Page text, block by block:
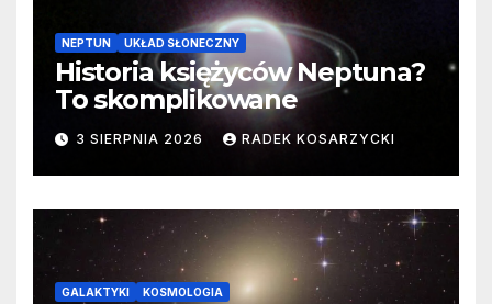
NEPTUN UKŁAD SŁONECZNY
Historia księżyców Neptuna?
To skomplikowane
3 SIERPNIA 2026 RADEK KOSARZYCKI
GALAKTYKI KOSMOLOGIA